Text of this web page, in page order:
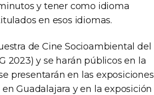
y tener como idioma
en esos idiomas.
de Cine Socioambiental del
2023) y se harán públicos en la
presentarán en las exposiciones
Guadalajara y en la exposición